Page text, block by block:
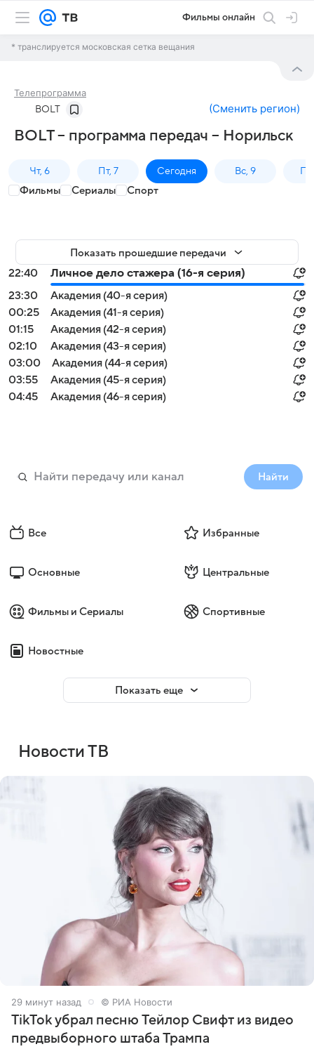
Фильмы онлайн
* транслируется московская сетка вещания
Телепрограмма
BOLT (Сменить регион)
BOLT – программа передач – Норильск
Чт, 6 Пт, 7 Сегодня Вс, 9
Фильмы Сериалы Спорт
Показать прошедшие передачи
22:40
Личное дело стажера (16-я серия)
23:30
Академия (40-я серия)
00:25
Академия (41-я серия)
01:15
Академия (42-я серия)
02:10
Академия (43-я серия)
03:00
Академия (44-я серия)
03:55
Академия (45-я серия)
04:45
Академия (46-я серия)
Найти
Все Избранные
Основные Центральные
Фильмы и Сериалы Спортивные
Новостные
Показать еще
Новости ТВ
29 минут назад © РИА Новости
TikTok убрал песню Тейлор Свифт из видео
предвыборного штаба Трампа